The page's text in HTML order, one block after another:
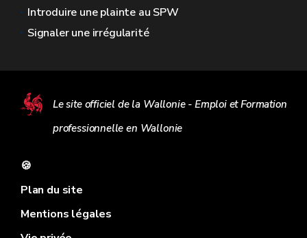
Introduire une plainte au SPW
Signaler une irrégularité
Le site officiel de la Wallonie - Emploi et Formation
professionnelle en Wallonie
🍪
Plan du site
Mentions légales